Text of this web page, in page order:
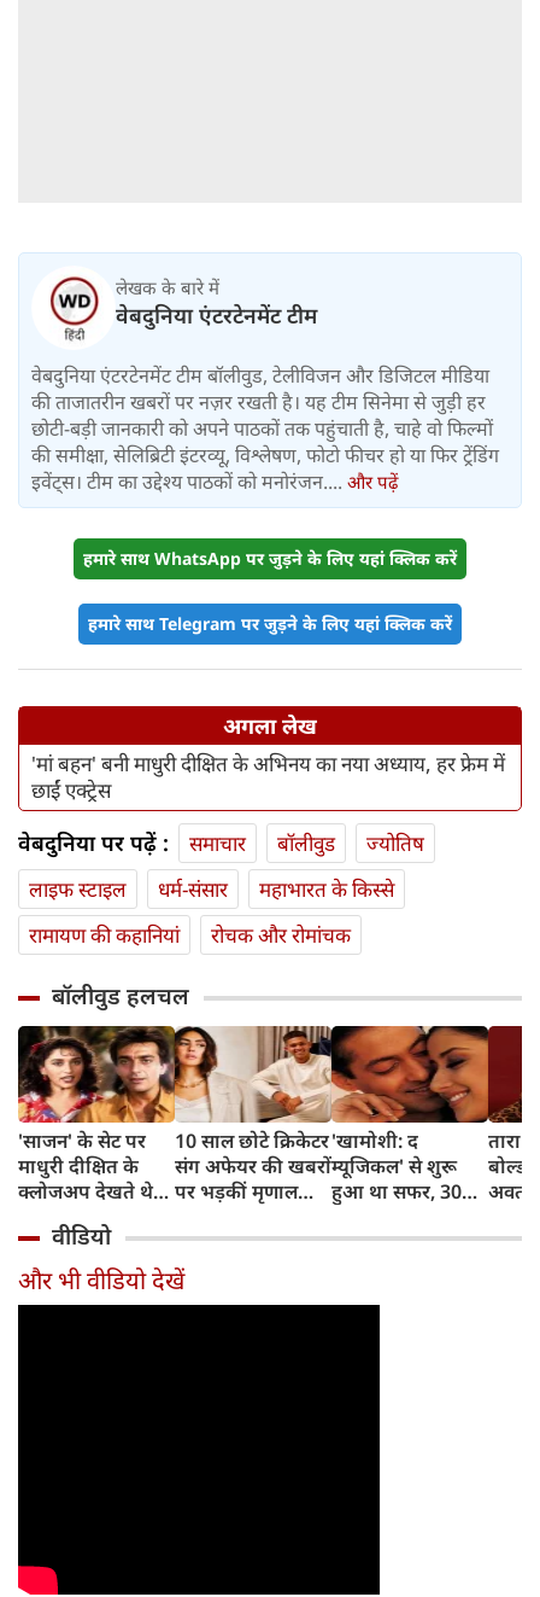
लेखक के बारे में
वेबदुनिया एंटरटेनमेंट टीम
वेबदुनिया एंटरटेनमेंट टीम बॉलीवुड, टेलीविजन और डिजिटल मीडिया
की ताजातरीन खबरों पर नज़र रखती है। यह टीम सिनेमा से जुड़ी हर
छोटी-बड़ी जानकारी को अपने पाठकों तक पहुंचाती है, चाहे वो फिल्मों
की समीक्षा, सेलिब्रिटी इंटरव्यू, विश्लेषण, फोटो फीचर हो या फिर ट्रेंडिंग
इवेंट्स। टीम का उद्देश्य पाठकों को मनोरंजन.... और पढ़ें
हमारे साथ WhatsApp पर जुड़ने के लिए यहां क्लिक करें
हमारे साथ Telegram पर जुड़ने के लिए यहां क्लिक करें
अगला लेख
'मां बहन' बनी माधुरी दीक्षित के अभिनय का नया अध्याय, हर फ्रेम में
छाईं एक्ट्रेस
वेबदुनिया पर पढ़ें : समाचार बॉलीवुड
ज्योतिष
लाइफ स्‍टाइल
धर्म-संसार
महाभारत के किस्से
रामायण की कहानियां
रोचक और रोमांचक
बॉलीवुड हलचल
'साजन' के सेट पर
माधुरी दीक्षित के
क्लोजअप देखते थे
ने सुनाया किस्सा
10 साल छोटे क्रिकेटर
संग अफेयर की खबरों
पर भड़कीं मृणाल
थोड़ा रिलैक्स करो...
'खामोशी: द
म्यूजिकल' से शुरू
हुआ था सफर, 30
है संजय लीला भंसाली
तारा
बोल्ड
पोज,
वीडियो
और भी वीडियो देखें